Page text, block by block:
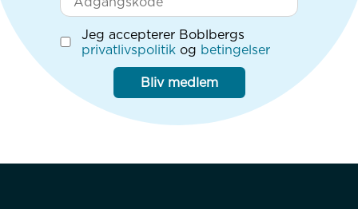
Jeg accepterer Boblbergs
privatlivspolitik og betingelser
Bliv medlem